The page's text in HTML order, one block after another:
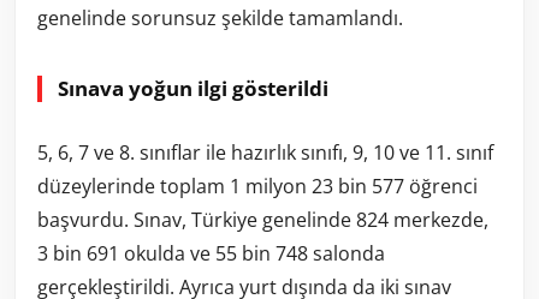
genelinde sorunsuz şekilde tamamlandı.
Sınava yoğun ilgi gösterildi
5, 6, 7 ve 8. sınıflar ile hazırlık sınıfı, 9, 10 ve 11. sınıf
düzeylerinde toplam 1 milyon 23 bin 577 öğrenci
başvurdu. Sınav, Türkiye genelinde 824 merkezde,
3 bin 691 okulda ve 55 bin 748 salonda
gerçekleştirildi. Ayrıca yurt dışında da iki sınav